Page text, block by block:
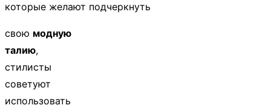
которые желают подчеркнуть
свою модную
талию,
стилисты
советуют
использовать